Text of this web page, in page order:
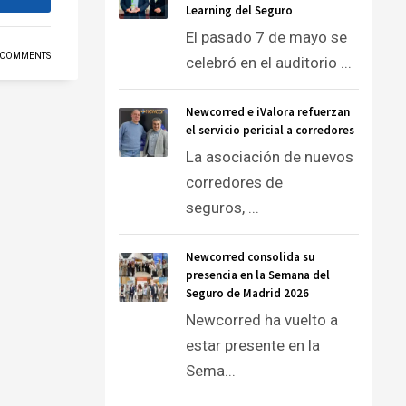
Learning del Seguro
El pasado 7 de mayo se
celebró en el auditorio ...
Newcorred e iValora refuerzan
el servicio pericial a corredores
La asociación de nuevos
corredores de
seguros, ...
Newcorred consolida su
presencia en la Semana del
Seguro de Madrid 2026
Newcorred ha vuelto a
estar presente en la
Sema...